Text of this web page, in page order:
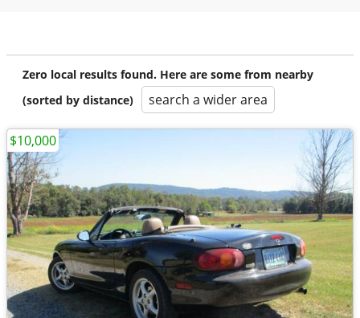
Zero local results found. Here are some from nearby
(sorted by distance)
search a wider area
$10,000